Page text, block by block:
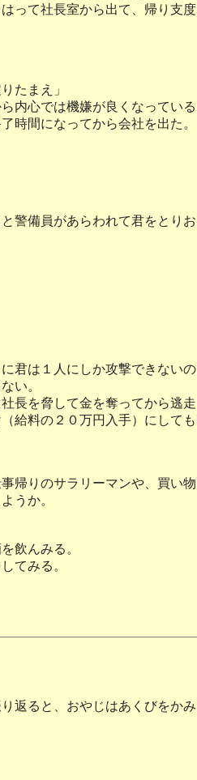
て社長室から出て、帰り支度
たまえ」
心では機嫌が良くなっている
時間になってから会社を出た。
備員があらわれて君をとりお
君は１人にしか攻撃できない
い。
長を脅して金を奪ってから逃
給料の２０万円入手）にして
りのサラリーマンや、買い
うか。
飲んみる。
てみる。
ると、おやじはあくびをかみ